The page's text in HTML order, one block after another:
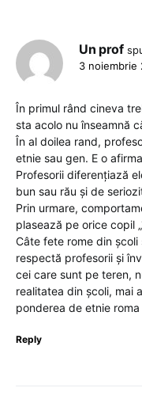
Un prof
3 noiembrie
În primul rând cineva
sta acolo nu înseamnă
În al doilea rand,
etnie sau gen. E o
Profesorii diferențiază
bun sau rău şi de
Prin urmare,
plasează pe orice copil
Câte fete rome din
respectă profesorii și
cei care sunt pe teren,
realitatea din școli, mai
ponderea de etnie roma
Reply